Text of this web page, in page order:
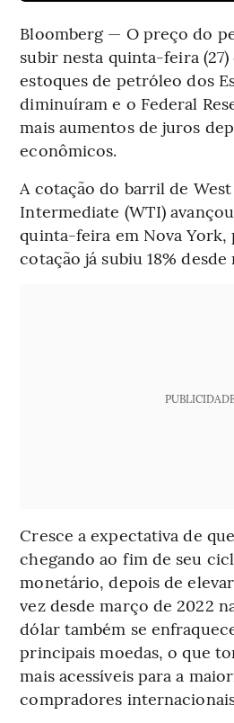
Bloomberg — O preço do
subir nesta quinta-feira
estoques de petróleo dos
diminuíram e o Federal
mais aumentos de juros
econômicos.
A cotação do barril de West
Intermediate (WTI)
quinta-feira em Nova York,
cotação já subiu 18%
Cresce a expectativa de
chegando ao fim de seu
monetário, depois de elevar
vez desde março de 2022
dólar também se
principais moedas, o que
mais acessíveis para a
compradores